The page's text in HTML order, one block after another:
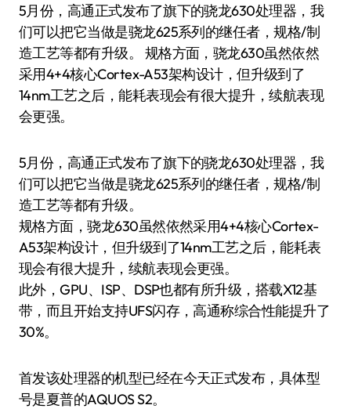
5月份，高通正式发布了旗下的骁龙630处理器，我
们可以把它当做是骁龙625系列的继任者，规格/制
造工艺等都有升级。 规格方面，骁龙630虽然依然
采用4+4核心Cortex-A53架构设计，但升级到了
14nm工艺之后，能耗表现会有很大提升，续航表现
会更强。
5月份，高通正式发布了旗下的骁龙630处理器，我
们可以把它当做是骁龙625系列的继任者，规格/制
造工艺等都有升级。
规格方面，骁龙630虽然依然采用4+4核心Cortex-
A53架构设计，但升级到了14nm工艺之后，能耗表
现会有很大提升，续航表现会更强。
此外，GPU、ISP、DSP也都有所升级，搭载X12基
带，而且开始支持UFS闪存，高通称综合性能提升了
30%。
首发该处理器的机型已经在今天正式发布，具体型
号是夏普的AQUOS S2。